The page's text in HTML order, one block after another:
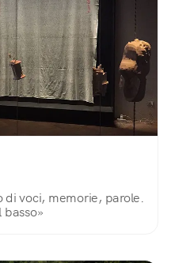
di voci, memorie, parole.